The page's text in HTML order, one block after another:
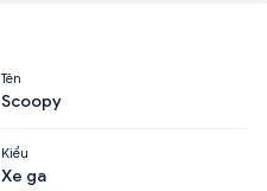
Tên
Scoopy
Kiểu
Xe ga